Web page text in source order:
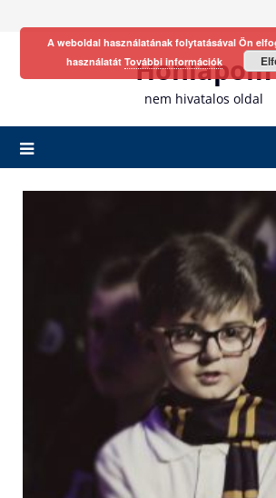
Honlapom
nem hivatalos oldal
A weboldal használatának folytatásával Ön
használatát További információk